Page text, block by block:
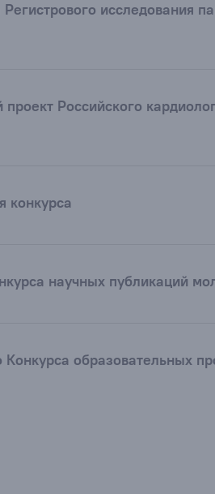
исследования
Российского
конкурса
научных публикаций
образовательных